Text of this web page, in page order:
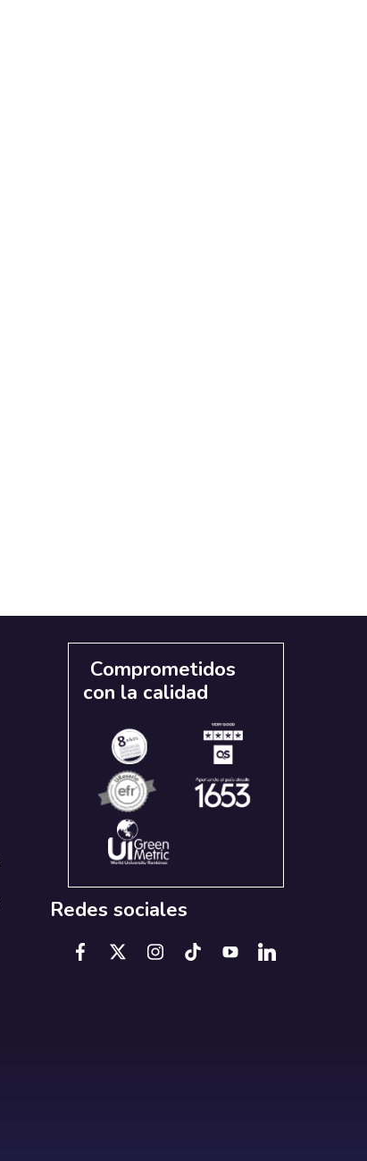
Comprometidos
con la calidad
Redes sociales